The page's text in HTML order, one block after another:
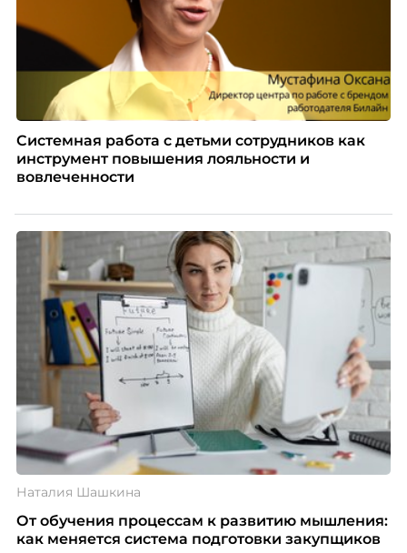
Системная работа с детьми сотрудников как
инструмент повышения лояльности и
вовлеченности
Наталия Шашкина
От обучения процессам к развитию мышления:
как меняется система подготовки закупщиков